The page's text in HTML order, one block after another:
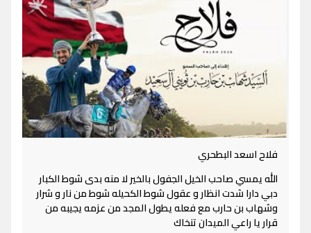
فلاح اسعد البطحري
الله يمسي صاحب الخيل الجفول بالخير لا منه بدى شوط الكبار
دبي دارا شدت انظار و عقول شوط الكحيله شوط من نار و شرار
وشهاب بن حارب مع فعله يطول المجد من عزمه يجيبه من
قرار يا راعي الميدان تنخاك